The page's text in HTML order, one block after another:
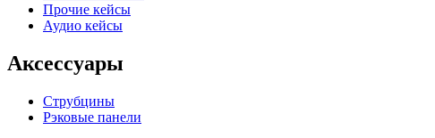
Прочие кейсы
Аудио кейсы
Аксессуары
Струбцины
Рэковые панели